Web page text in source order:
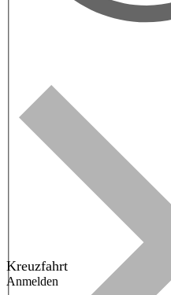
Kreuzfahrt
Anmelden